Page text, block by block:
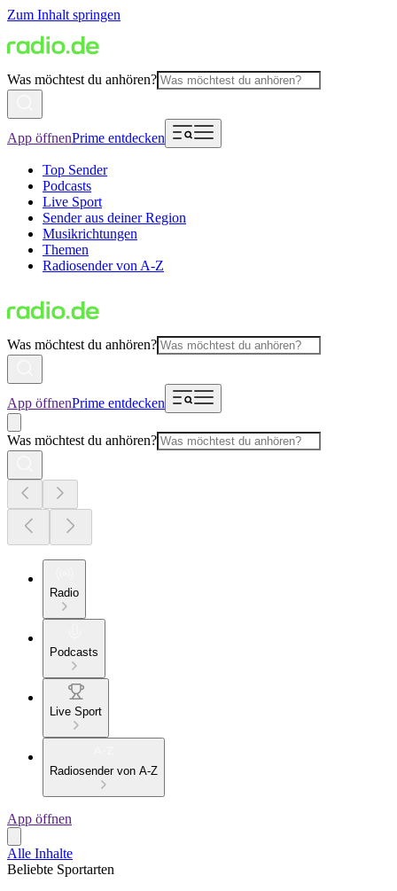
Zum Inhalt springen
Was möchtest du anhören?
App öffnenPrime entdecken
Top Sender
Podcasts
Live Sport
Sender aus deiner Region
Musikrichtungen
Themen
Radiosender von A-Z
Was möchtest du anhören?
App öffnenPrime entdecken
Was möchtest du anhören?
Radio
Podcasts
Live Sport
Radiosender von A-Z
App öffnen
Alle Inhalte
Beliebte Sportarten